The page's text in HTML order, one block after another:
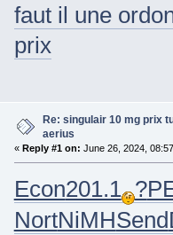
faut il une
prix
Re: singulair 10 mg prix
aerius
« Reply #1 on: June 26, 2024,
Econ201.1 ?
NortNiMHSend